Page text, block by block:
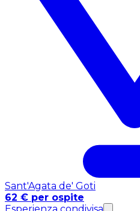
Sant'Agata de' Goti
62 € per ospite